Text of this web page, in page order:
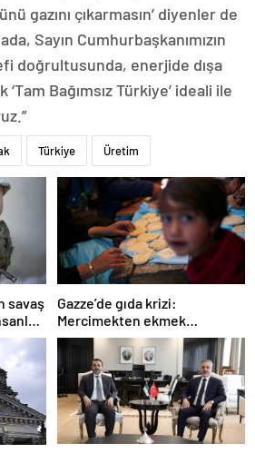
gazını çıkarmasın’ diyenler de
Sayın Cumhurbaşkanımızın
doğrultusunda, enerjide dışa
‘Tam Bağımsız Türkiye’ ideali ile
Türkiye Üretim
savaş
Gazze’de gıda krizi:
Mercimekten ekmek
yapıyorlar